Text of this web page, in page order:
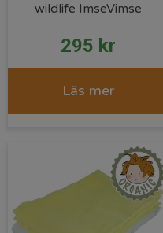
wildlife ImseVimse
295 kr
Läs mer